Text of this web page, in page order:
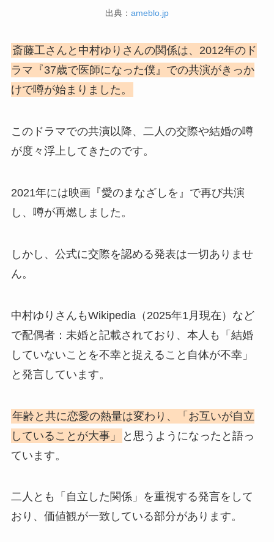
出典： ameblo.jp
斎藤工さんと中村ゆりさんの関係は、2012年のド
ラマ『37歳で医師になった僕』での共演がきっか
けで噂が始まりました。
このドラマでの共演以降、二人の交際や結婚の噂
が度々浮上してきたのです。
2021年には映画『愛のまなざしを』で再び共演
し、噂が再燃しました。
しかし、公式に交際を認める発表は一切ありませ
ん。
中村ゆりさんもWikipedia（2025年1月現在）など
で配偶者：未婚と記載されており、本人も「結婚
していないことを不幸と捉えること自体が不幸」
と発言しています。
年齢と共に恋愛の熱量は変わり、「お互いが自立
していることが大事」
と思うようになったと語っ
ています。
二人とも「自立した関係」を重視する発言をして
おり、価値観が一致している部分があります。